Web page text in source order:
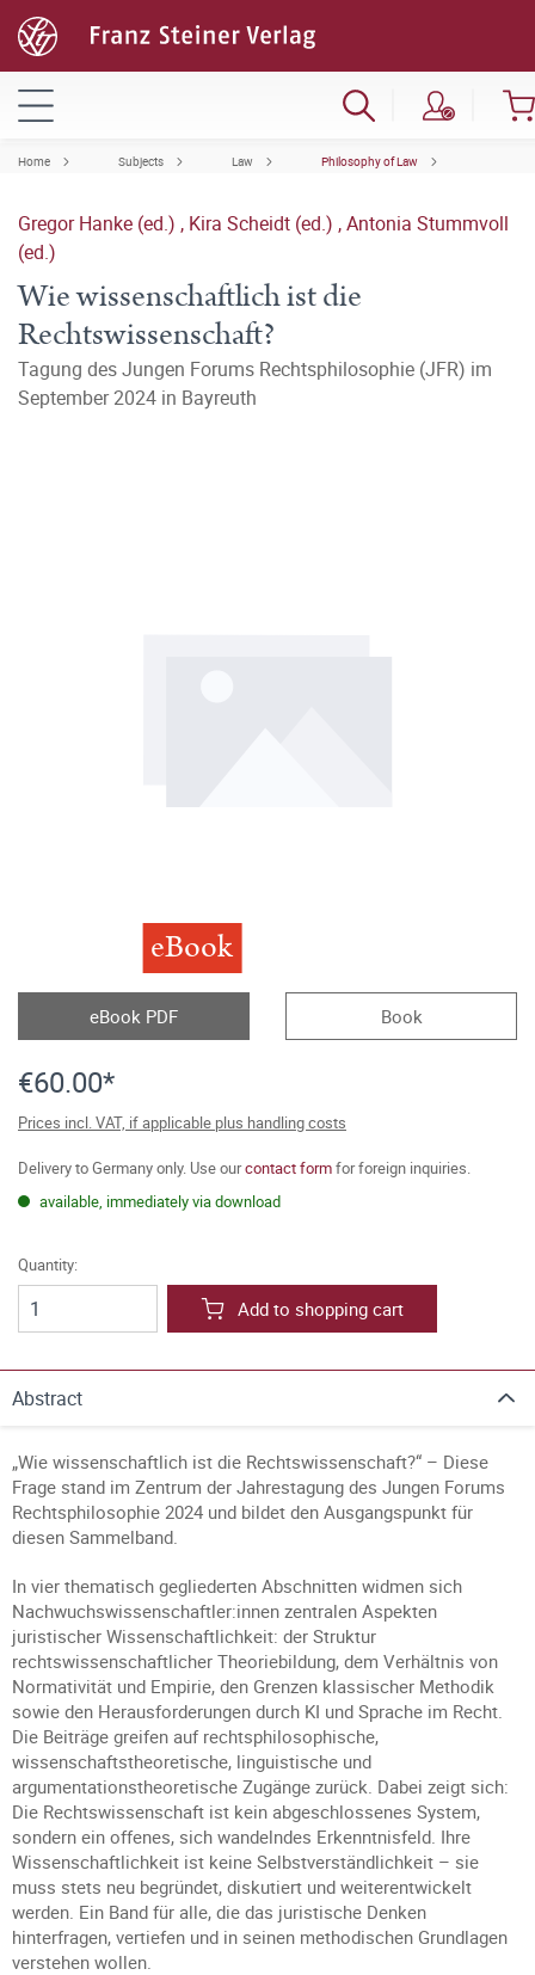
Home Subjects Law Philosophy of Law
Gregor Hanke (ed.) , Kira Scheidt (ed.) ,Antonia Stummvoll
(ed.)
Wie wissenschaftlich ist die
Rechtswissenschaft?
Tagung des Jungen Forums Rechtsphilosophie (JFR) im
September 2024 in Bayreuth
eBook
eBook PDF Book
€60.00*
Prices incl. VAT, if applicable plus handling costs
Delivery to Germany only. Use ourcontact formfor foreign inquiries.
available, immediately via download
Quantity:
Add to shopping cart
Abstract
„Wie wissenschaftlich ist die Rechtswissenschaft?“ – Diese
Frage stand im Zentrum der Jahrestagung des Jungen Forums
Rechtsphilosophie 2024 und bildet den Ausgangspunkt für
diesen Sammelband.
In vier thematisch gegliederten Abschnitten widmen sich
Nachwuchswissenschaftler:innen zentralen Aspekten
juristischer Wissenschaftlichkeit: der Struktur
rechtswissenschaftlicher Theoriebildung, dem Verhältnis von
Normativität und Empirie, den Grenzen klassischer Methodik
sowie den Herausforderungen durch KI und Sprache im Recht.
Die Beiträge greifen auf rechtsphilosophische,
wissenschaftstheoretische, linguistische und
argumentationstheoretische Zugänge zurück. Dabei zeigt sich:
Die Rechtswissenschaft ist kein abgeschlossenes System,
sondern ein offenes, sich wandelndes Erkenntnisfeld. Ihre
Wissenschaftlichkeit ist keine Selbstverständlichkeit – sie
muss stets neu begründet, diskutiert und weiterentwickelt
werden. Ein Band für alle, die das juristische Denken
hinterfragen, vertiefen und in seinen methodischen Grundlagen
verstehen wollen.